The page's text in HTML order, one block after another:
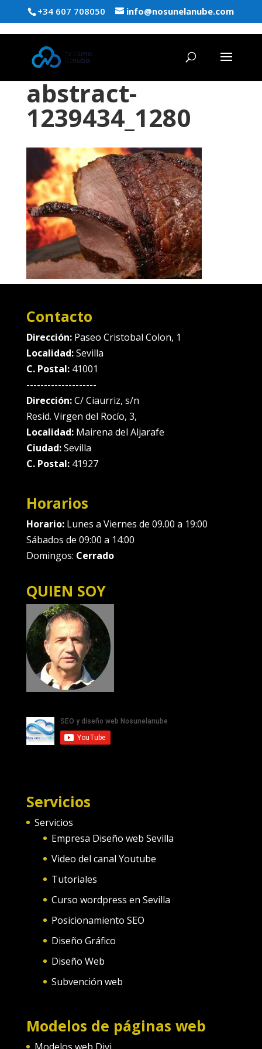
+34 607 708050 info@nosunelanube.com
abstract-
1239434_1280
Contacto
Dirección: Paseo Cristobal Colon, 1
Localidad:Sevilla
C. Postal:41001
--------------------
Dirección:C/ Ciaurriz, s/n
Resid. Virgen del Rocío, 3,
Localidad:Mairena del Aljarafe
Ciudad:Sevilla
C. Postal:41927
Horarios
Horario:Lunes a Viernes de 09.00 a 19:00
Sábados de 09:00 a 14:00
Domingos: Cerrado
QUIEN SOY
Servicios
Servicios
Empresa Diseño web Sevilla
Video del canal Youtube
Tutoriales
Curso wordpress en Sevilla
Posicionamiento SEO
Diseño Gráfico
Diseño Web
Subvención web
Modelos de páginas web